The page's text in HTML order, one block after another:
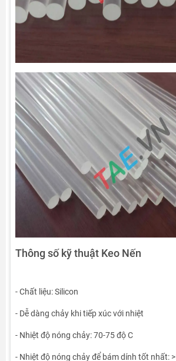
Thông số kỹ thuật Keo Nến
- Chất liệu: Silicon
- Dễ dàng chảy khi tiếp xúc với nhiệt
- Nhiệt độ nóng chảy: 70-75 độ C
- Nhiệt độ nóng chảy để bám dính tốt nhất: